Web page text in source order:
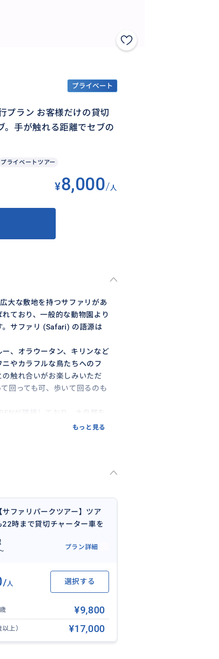
プライベート
プラン お客様だけの貸切
手が触れる距離でセブの
プライベートツアー
¥8,000/人
大な敷地を持つサファリがあ
ており、一般的な動物園より
。サファリ (Safari) の語源は
、オラウータン、キリンなど
やカラフルな鳥たちへのフ
触れ合いがお楽しみいただ
回っても可、歩いて回るのも
もっと見る
サファリパークツアー】ツア
22時まで貸切チャーター車を
ラン。 お客様だけの貸切ツア
れる距離でセブの動物と触
プラン詳細
/人 選択する
¥9,800
上） ¥17,000